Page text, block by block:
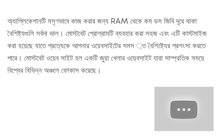
অ্যাপ্লিকেশানটি মসৃণভাবে কাজ করার জন্য RAM থেকে কম ডস জিবি দূরে থাকা
বৈশিষ্ট্যগুলি সর্বদা ভাল। মোস্টবেট প্রোগ্রামটি ব্যবহার করা সহজ এবং এটি কাস্টমাইজ
করা হয়েছে যাতে প্রত্যেকে আপনার ওয়েবসাইটের সমস্ত বৈশিষ্ট্যের প্রশংসা করতে
পারে। মোস্টবেট ওয়েব সাইট হল একটি জুয়া খেলার ওয়েবসাইট যারা সাম্প্রতিক সময়ে
বিশ্বের বিভিন্ন অঞ্চলে ফোকাস করেছে।